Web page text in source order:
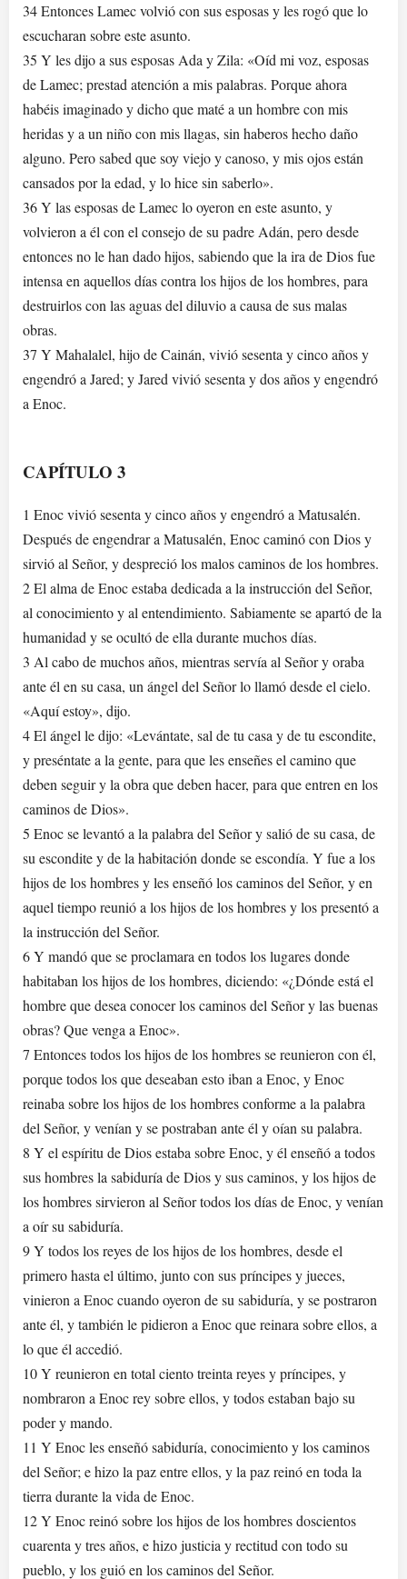
34 Entonces Lamec volvió con sus esposas y les rogó que lo
escucharan sobre este asunto.
35 Y les dijo a sus esposas Ada y Zila: «Oíd mi voz, esposas
de Lamec; prestad atención a mis palabras. Porque ahora
habéis imaginado y dicho que maté a un hombre con mis
heridas y a un niño con mis llagas, sin haberos hecho daño
alguno. Pero sabed que soy viejo y canoso, y mis ojos están
cansados ​​por la edad, y lo hice sin saberlo».
36 Y las esposas de Lamec lo oyeron en este asunto, y
volvieron a él con el consejo de su padre Adán, pero desde
entonces no le han dado hijos, sabiendo que la ira de Dios fue
intensa en aquellos días contra los hijos de los hombres, para
destruirlos con las aguas del diluvio a causa de sus malas
obras.
37 Y Mahalalel, hijo de Cainán, vivió sesenta y cinco años y
engendró a Jared; y Jared vivió sesenta y dos años y engendró
a Enoc.
CAPÍTULO 3
1 Enoc vivió sesenta y cinco años y engendró a Matusalén.
Después de engendrar a Matusalén, Enoc caminó con Dios y
sirvió al Señor, y despreció los malos caminos de los hombres.
2 El alma de Enoc estaba dedicada a la instrucción del Señor,
al conocimiento y al entendimiento. Sabiamente se apartó de la
humanidad y se ocultó de ella durante muchos días.
3 Al cabo de muchos años, mientras servía al Señor y oraba
ante él en su casa, un ángel del Señor lo llamó desde el cielo.
«Aquí estoy», dijo.
4 El ángel le dijo: «Levántate, sal de tu casa y de tu escondite,
y preséntate a la gente, para que les enseñes el camino que
deben seguir y la obra que deben hacer, para que entren en los
caminos de Dios».
5 Enoc se levantó a la palabra del Señor y salió de su casa, de
su escondite y de la habitación donde se escondía. Y fue a los
hijos de los hombres y les enseñó los caminos del Señor, y en
aquel tiempo reunió a los hijos de los hombres y los presentó a
la instrucción del Señor.
6 Y mandó que se proclamara en todos los lugares donde
habitaban los hijos de los hombres, diciendo: «¿Dónde está el
hombre que desea conocer los caminos del Señor y las buenas
obras? Que venga a Enoc».
7 Entonces todos los hijos de los hombres se reunieron con él,
porque todos los que deseaban esto iban a Enoc, y Enoc
reinaba sobre los hijos de los hombres conforme a la palabra
del Señor, y venían y se postraban ante él y oían su palabra.
8 Y el espíritu de Dios estaba sobre Enoc, y él enseñó a todos
sus hombres la sabiduría de Dios y sus caminos, y los hijos de
los hombres sirvieron al Señor todos los días de Enoc, y venían
a oír su sabiduría.
9 Y todos los reyes de los hijos de los hombres, desde el
primero hasta el último, junto con sus príncipes y jueces,
vinieron a Enoc cuando oyeron de su sabiduría, y se postraron
ante él, y también le pidieron a Enoc que reinara sobre ellos, a
lo que él accedió.
10 Y reunieron en total ciento treinta reyes y príncipes, y
nombraron a Enoc rey sobre ellos, y todos estaban bajo su
poder y mando.
11 Y Enoc les enseñó sabiduría, conocimiento y los caminos
del Señor; e hizo la paz entre ellos, y la paz reinó en toda la
tierra durante la vida de Enoc.
12 Y Enoc reinó sobre los hijos de los hombres doscientos
cuarenta y tres años, e hizo justicia y rectitud con todo su
pueblo, y los guió en los caminos del Señor.